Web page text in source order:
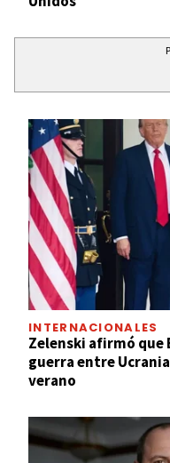
INTERNACIONALES
Zelenski afirmó que
guerra entre
verano